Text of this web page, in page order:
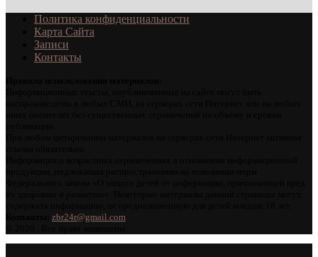
Политика конфиденциальности
Карта Сайта
Записи
Контакты
zbr24r@gmail.com